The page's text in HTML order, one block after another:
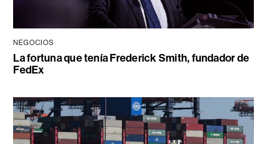
NEGOCIOS
La fortuna que tenía Frederick Smith, fundador de
FedEx